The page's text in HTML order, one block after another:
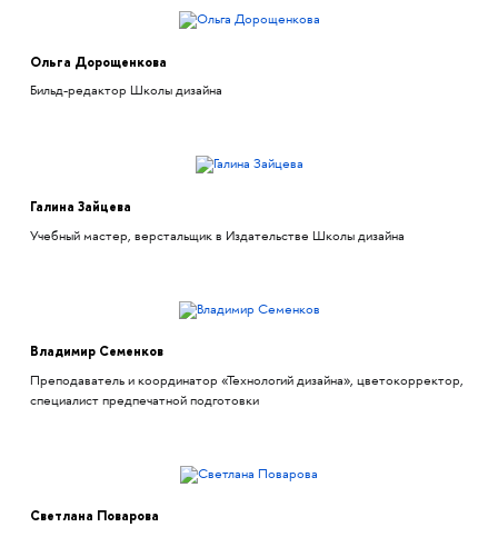
Ольга Дорощенкова
Бильд-редактор Школы дизайна
Галина Зайцева
Учебный мастер, верстальщик в Издательстве Школы дизайна
Владимир Семенков
Преподаватель и координатор «Технологий дизайна», цветокорректор,
специалист предпечатной подготовки
Светлана Поварова